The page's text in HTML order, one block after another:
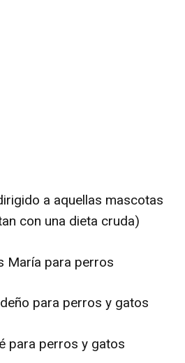
a aquellas mascotas
con una dieta cruda)
María para perros
para perros y gatos
para perros y gatos